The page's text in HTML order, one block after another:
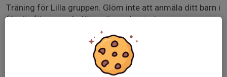
Träning för Lilla gruppen. Glöm inte att anmäla ditt barn i
förväg för att underlätta närvarohanteringen.